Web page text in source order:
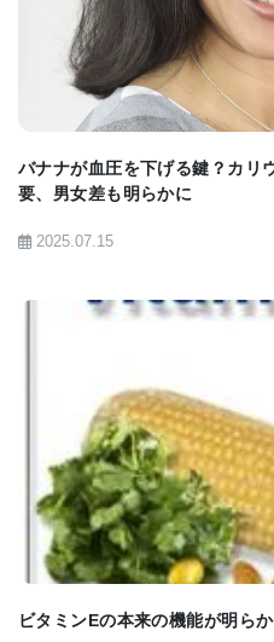
バナナが血圧を下げる鍵？カリ
要、男女差も明らかに
2025.07.15
ビタミンEの本来の機能が明ら